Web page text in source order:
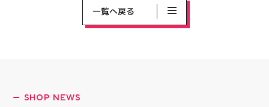
一覧へ戻る
SHOP NEWS